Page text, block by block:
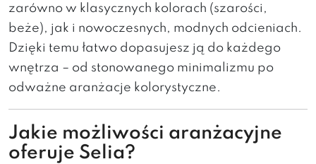
zarówno w klasycznych kolorach (szarości,
beże), jak i nowoczesnych, modnych odcieniach.
Dzięki temu łatwo dopasujesz ją do każdego
wnętrza – od stonowanego minimalizmu po
odważne aranżacje kolorystyczne.
Jakie możliwości aranżacyjne
oferuje Selia?